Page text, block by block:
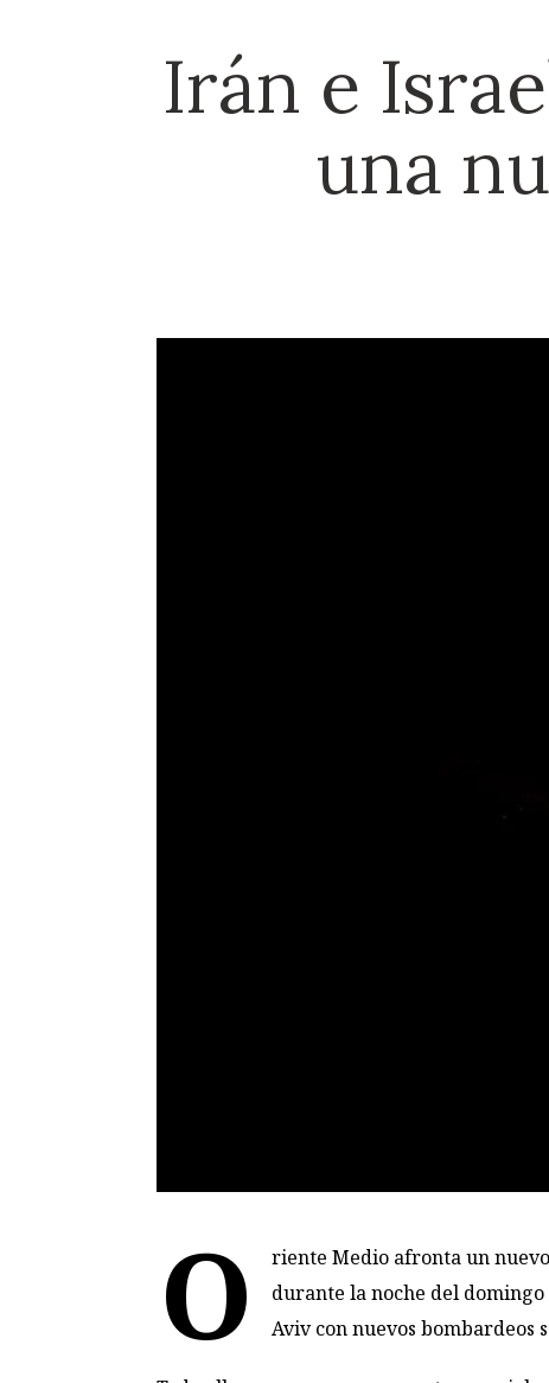
Irán e
una
O
riente Medio afronta un
durante la noche del
Aviv con nuevos